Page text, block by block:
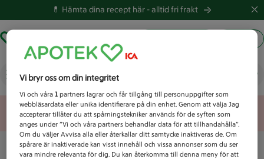
💊 Hämta dina recept här -alltid fri frakt
Vad letar du efter idag?
Unknown error
Vi bryr oss om din integritet
Vi och våra1 partners lagrar och får tillgång till personuppgifter som
webbläsardata eller unika identifierare på din enhet. Genom att välja Jag
accepterar tillåter du att spårningstekniker används för de syften som
anges under ”Vi och våra partners behandlar data för att tillhandahålla”.
Om du väljer Avvisa alla eller återkallar ditt samtycke inaktiveras de. Om
spårare är inaktiverade kan visst innehåll och vissa annonser som du ser
vara mindre relevanta för dig. Du kan återkomma till denna meny för att